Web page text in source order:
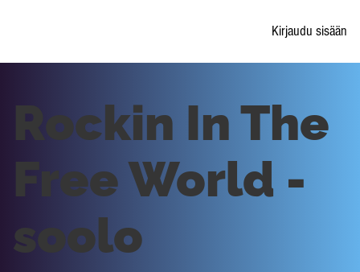
Kirjaudu sisään
Rockin In The
Free World -
soolo